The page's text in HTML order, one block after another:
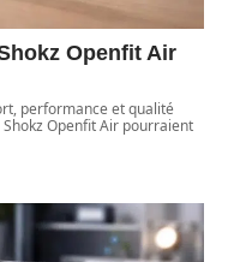
Openfit Air
performance et qualité
Openfit Air pourraient